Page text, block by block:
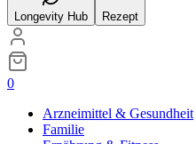
Longevity Hub Rezept
0
Arzneimittel & Gesundheit
Familie